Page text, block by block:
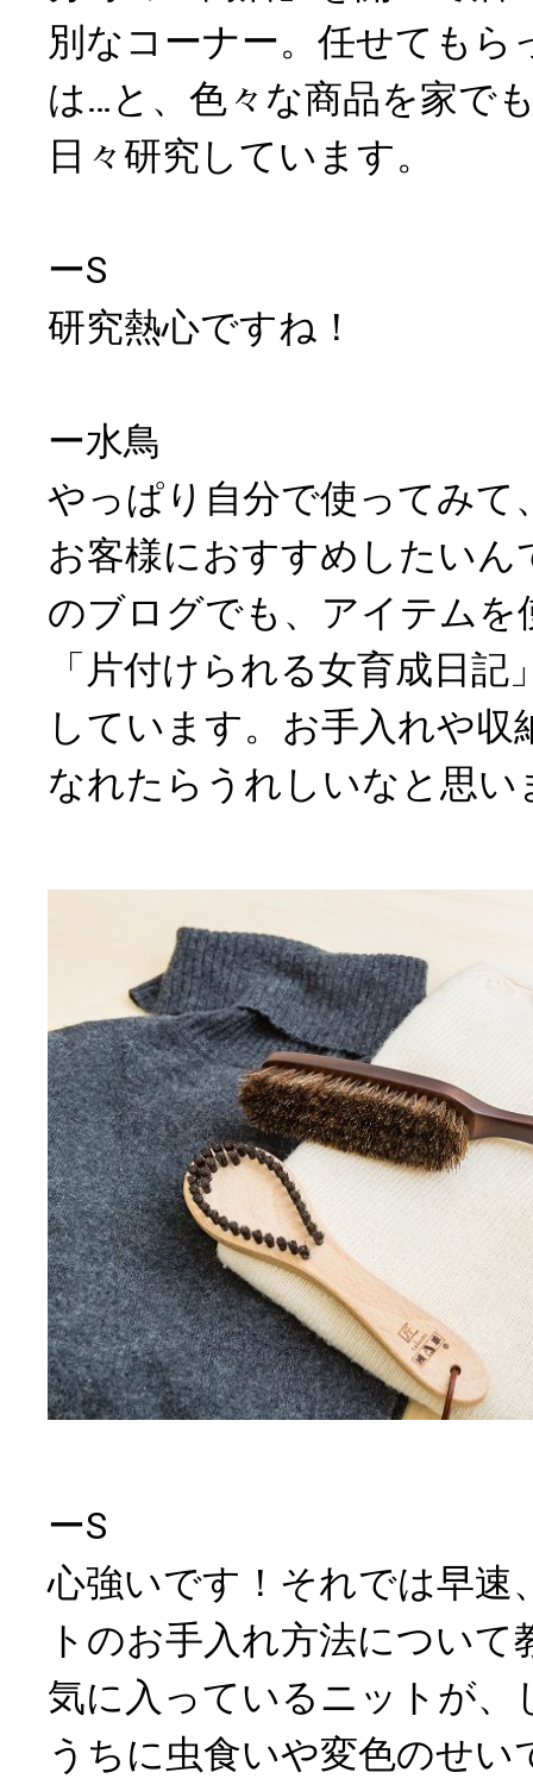
別なコーナー。任せてもら
は…と、色々な商品を家で
日々研究しています。
ーS
研究熱心ですね！
ー水鳥
やっぱり自分で使ってみて
お客様におすすめしたいん
のブログでも、アイテムを
「片付けられる女育成日
しています。お手入れや収
なれたらうれしいなと思い
ーS
心強いです！それでは早速
トのお手入れ方法につい
気に入っているニットが、
うちに虫食いや変色のせ